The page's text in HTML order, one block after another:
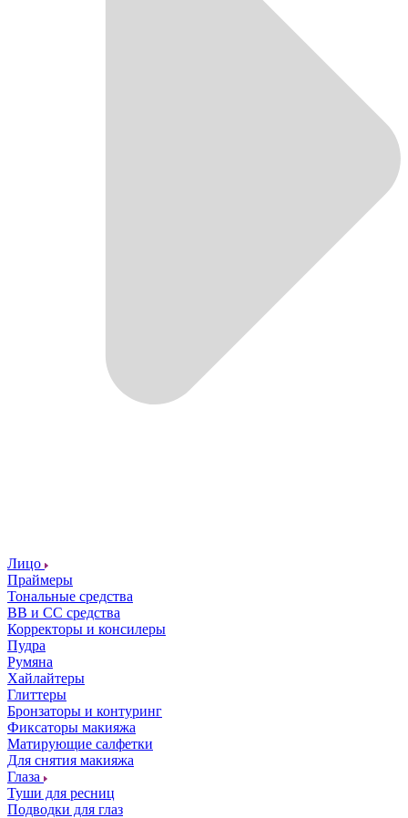
Лицо
Праймеры
Тональные средства
ВВ и СС средства
Корректоры и консилеры
Пудра
Румяна
Хайлайтеры
Глиттеры
Бронзаторы и контуринг
Фиксаторы макияжа
Матирующие салфетки
Для снятия макияжа
Глаза
Туши для ресниц
Подводки для глаз